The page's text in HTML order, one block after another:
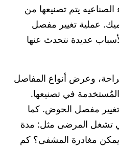
الصناعيه يتم تصنيعها من
عملية تغيير مفصل
عديدة نتحدث عنها
وعرض أنواع المفاصل
المُستخدمة في تصنيعها.
مفصل الحوض. كما
تشغل المرضى مثل: مدة
يمكن مغادرة المشفى؟ كم